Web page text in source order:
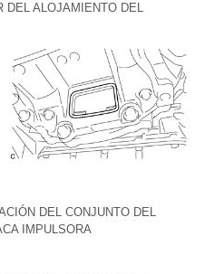
DEL ALOJAMIENTO DEL
DEL CONJUNTO DEL
IMPULSORA